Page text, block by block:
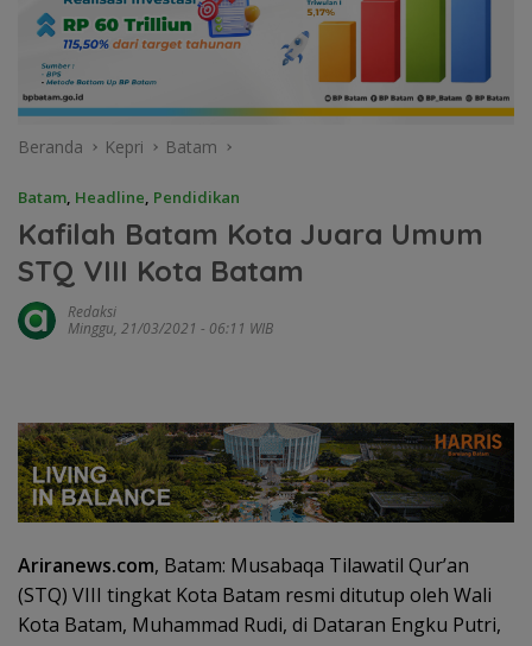
Beranda Kepri Batam
Batam, Headline, Pendidikan
Kafilah Batam Kota Juara Umum
STQ VIII Kota Batam
Redaksi
Minggu, 21/03/2021 - 06:11 WIB
Ariranews.com, Batam: Musabaqa Tilawatil Qur’an
(STQ) VIII tingkat Kota Batam resmi ditutup oleh Wali
Kota Batam, Muhammad Rudi, di Dataran Engku Putri,